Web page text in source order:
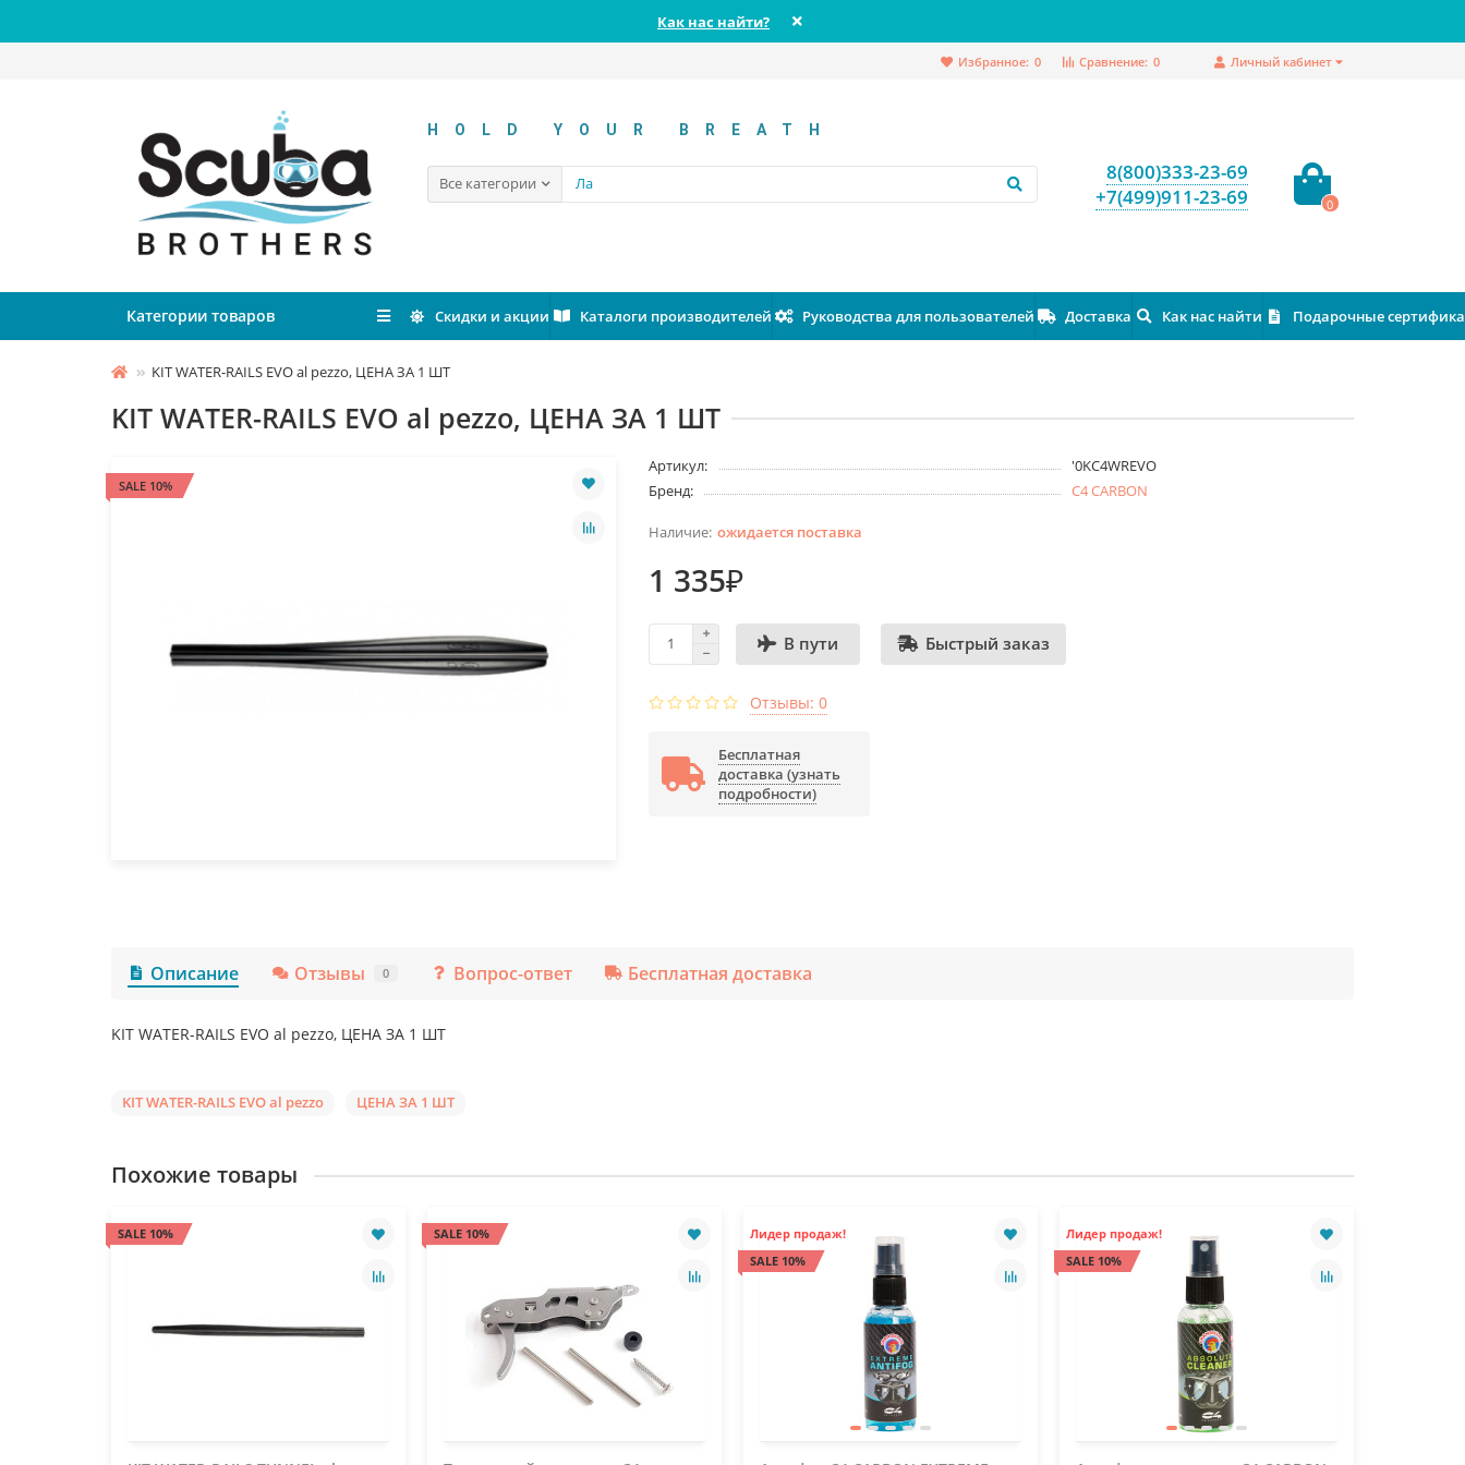
Как нас найти?
Личный кабинет
Сравнение: 0
Избранное: 0
HOLD YOUR BREATH
Все категории
8(800)333-23-69
+7(499)911-23-69
0
Категории товаров Скидки и акции Каталоги производителей Руководства для пользователей Доставка Как нас найти Подарочные
KIT WATER-RAILS EVO al pezzo, ЦЕНА ЗА 1 ШТ
KIT WATER-RAILS EVO al pezzo, ЦЕНА ЗА 1 ШТ
SALE 10%
Артикул:
'0KC4WREVO
Бренд:
C4 CARBON
ожидается поставка
1 335₽
В пути Быстрый заказ
Отзывы: 0
Бесплатная
доставка (узнать
подробности)
Описание Отзывы 0 Вопрос-ответ Бесплатная доставка
KIT WATER-RAILS EVO al pezzo, ЦЕНА ЗА 1 ШТ
KIT WATER-RAILS EVO al pezzo ЦЕНА ЗА 1 ШТ
Похожие товары
SALE 10% SALE 10%
Лидер продаж!
SALE 10%
Лидер продаж!
SALE 10%